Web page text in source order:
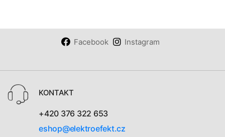
Facebook Instagram
KONTAKT
+420 376 322 653
eshop@elektroefekt.cz